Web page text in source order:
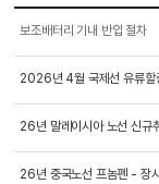
보조배터리 기내 반입 절차
2026년 4월 국제선 유류할
26년 말레이시아 노선 신규
26년 중국노선 프놈펜 - 장